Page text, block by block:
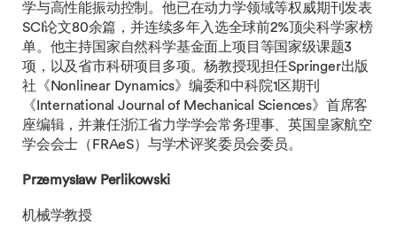
学与高性能振动控制。他已在动力学领域等权威期刊发表
SCI论文80余篇，并连续多年入选全球前2%顶尖科学家榜
单。他主持国家自然科学基金面上项目等国家级课题3
项，以及省市科研项目多项。杨教授现担任Springer出版
社《Nonlinear Dynamics》编委和中科院1区期刊
《International Journal of Mechanical Sciences》首席客
座编辑，并兼任浙江省力学学会常务理事、英国皇家航空
学会会士（FRAeS）与学术评奖委员会委员。
Przemysław Perlikowski
机械学教授